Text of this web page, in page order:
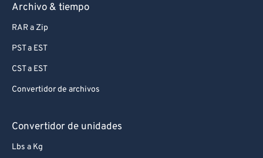
Archivo & tiempo
RAR a Zip
PST a EST
CST a EST
Convertidor de archivos
Convertidor de unidades
Lbs a Kg